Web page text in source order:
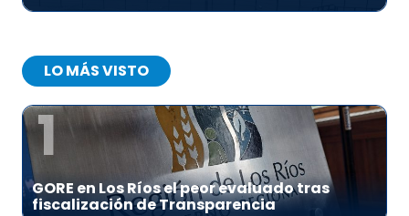
LO MÁS VISTO
1
GORE en Los Ríos el peor evaluado tras
fiscalización de Transparencia